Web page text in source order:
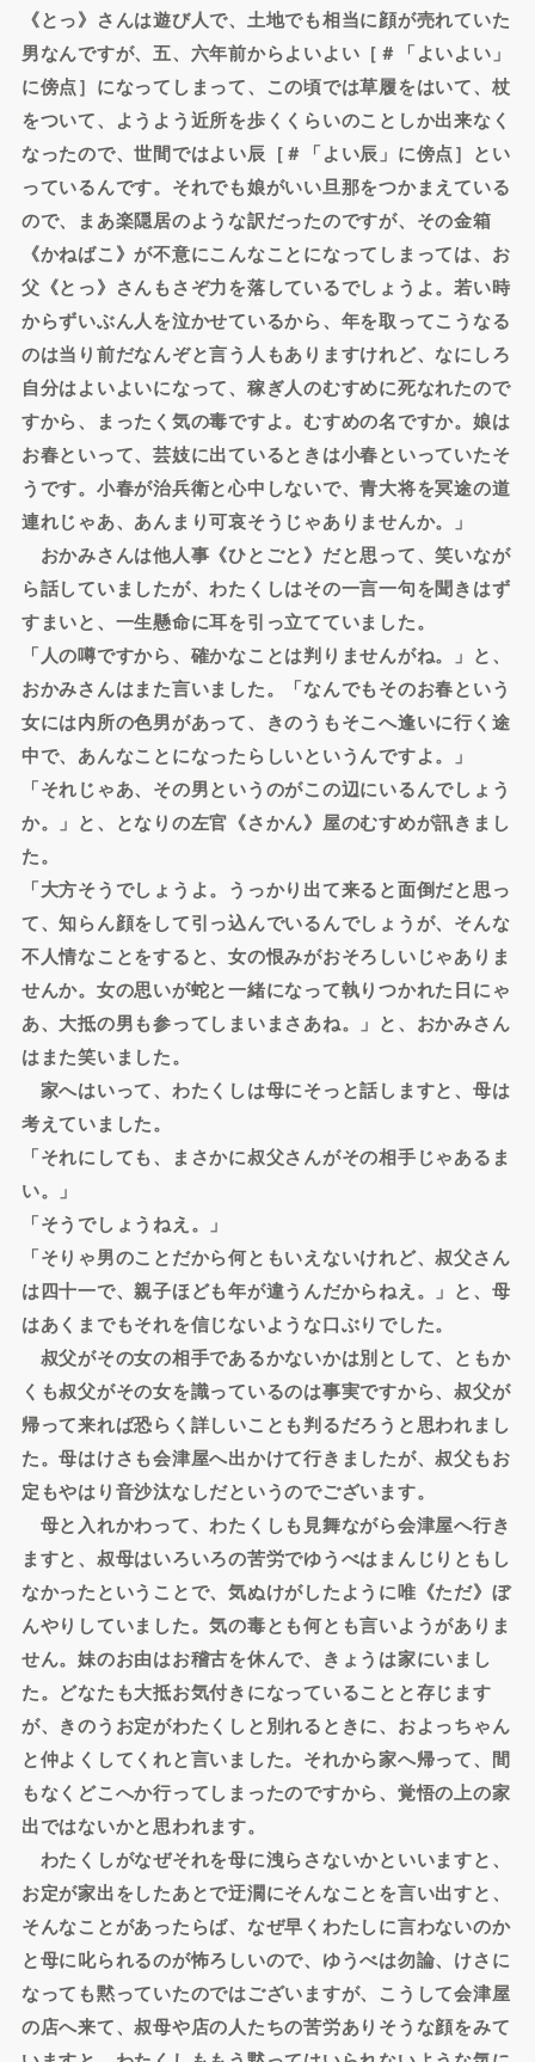
《とっ》さんは遊び人で、土地でも相当に顔が売れていた
男なんですが、五、六年前からよいよい［＃「よいよい」
に傍点］になってしまって、この頃では草履をはいて、杖
をついて、ようよう近所を歩くくらいのことしか出来なく
なったので、世間ではよい辰［＃「よい辰」に傍点］とい
っているんです。それでも娘がいい旦那をつかまえている
ので、まあ楽隠居のような訳だったのですが、その金箱
《かねばこ》が不意にこんなことになってしまっては、お
父《とっ》さんもさぞ力を落しているでしょうよ。若い時
からずいぶん人を泣かせているから、年を取ってこうなる
のは当り前だなんぞと言う人もありますけれど、なにしろ
自分はよいよいになって、稼ぎ人のむすめに死なれたので
すから、まったく気の毒ですよ。むすめの名ですか。娘は
お春といって、芸妓に出ているときは小春といっていたそ
うです。小春が治兵衛と心中しないで、青大将を冥途の道
連れじゃあ、あんまり可哀そうじゃありませんか。」
おかみさんは他人事《ひとごと》だと思って、笑いなが
ら話していましたが、わたくしはその一言一句を聞きはず
すまいと、一生懸命に耳を引っ立てていました。
「人の噂ですから、確かなことは判りませんがね。」と、
おかみさんはまた言いました。「なんでもそのお春という
女には内所の色男があって、きのうもそこへ逢いに行く途
中で、あんなことになったらしいというんですよ。」
「それじゃあ、その男というのがこの辺にいるんでしょう
か。」と、となりの左官《さかん》屋のむすめが訊きまし
た。
「大方そうでしょうよ。うっかり出て来ると面倒だと思っ
て、知らん顔をして引っ込んでいるんでしょうが、そんな
不人情なことをすると、女の恨みがおそろしいじゃありま
せんか。女の思いが蛇と一緒になって執りつかれた日にゃ
あ、大抵の男も参ってしまいまさあね。」と、おかみさん
はまた笑いました。
家へはいって、わたくしは母にそっと話しますと、母は
考えていました。
「それにしても、まさかに叔父さんがその相手じゃあるま
い。」
「そうでしょうねえ。」
「そりゃ男のことだから何ともいえないけれど、叔父さん
は四十一で、親子ほども年が違うんだからねえ。」と、母
はあくまでもそれを信じないような口ぶりでした。
叔父がその女の相手であるかないかは別として、ともか
くも叔父がその女を識っているのは事実ですから、叔父が
帰って来れば恐らく詳しいことも判るだろうと思われまし
た。母はけさも会津屋へ出かけて行きましたが、叔父もお
定もやはり音沙汰なしだというのでございます。
母と入れかわって、わたくしも見舞ながら会津屋へ行き
ますと、叔母はいろいろの苦労でゆうべはまんじりともし
なかったということで、気ぬけがしたように唯《ただ》ぼ
んやりしていました。気の毒とも何とも言いようがありま
せん。妹のお由はお稽古を休んで、きょうは家にいまし
た。どなたも大抵お気付きになっていることと存じます
が、きのうお定がわたくしと別れるときに、およっちゃん
と仲よくしてくれと言いました。それから家へ帰って、間
もなくどこへか行ってしまったのですから、覚悟の上の家
出ではないかと思われます。
わたくしがなぜそれを母に洩らさないかといいますと、
お定が家出をしたあとで迂濶にそんなことを言い出すと、
そんなことがあったらば、なぜ早くわたしに言わないのか
と母に叱られるのが怖ろしいので、ゆうべは勿論、けさに
なっても黙っていたのではございますが、こうして会津屋
の店へ来て、叔母や店の人たちの苦労ありそうな顔をみて